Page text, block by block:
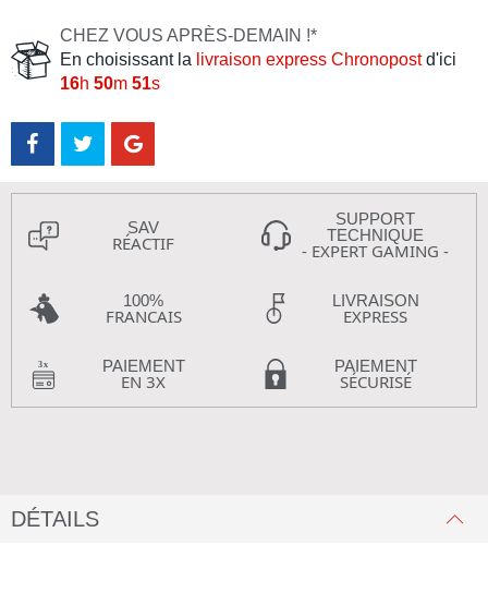
CHEZ VOUS APRÈS-DEMAIN !*
En choisissant la livraison express Chronopostd'ici
16h 50m 51s
SAV
RÉACTIF
SUPPORT
TECHNIQUE
- EXPERT GAMING -
100%
FRANCAIS
LIVRAISON
EXPRESS
PAIEMENT
EN 3X
PAIEMENT
SÉCURISÉ
DÉTAILS